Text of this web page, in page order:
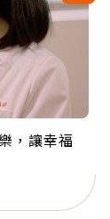
，讓幸福
台灣是我
黃哥小
開始真
羽球選
還登上小